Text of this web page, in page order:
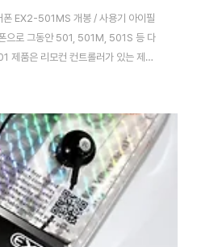
폰 EX2-501MS 개봉 / 사용기 아이필
으로 그동안 501, 501M, 501S 등 다
제품은 리모컨 컨트롤러가 있는 제품
은 아이폰/아이패드/아이팟에 연동
조절하는 컨트롤러 리모컨이 빠지고,
와 조작버튼이 달린 501M과 501S 모델
필유의 모델중 가장 선호하는 라인업이
, 깔끔한 마감처리, 증강된 음향품질